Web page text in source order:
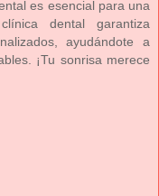
es esencial para una
dental garantiza
ayudándote a
¡Tu sonrisa merece